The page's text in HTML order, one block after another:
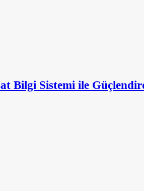
Bilgi Sistemi ile